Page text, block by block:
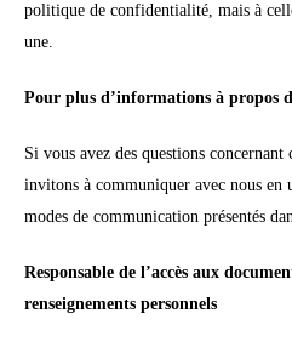
politique de confidentialité, mais à
une.
Pour plus d’informations à propos
Si vous avez des questions
invitons à communiquer avec nous en
modes de communication présentés
Responsable de l’accès aux
renseignements personnels